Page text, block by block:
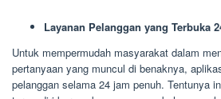
Layanan Pelanggan yang Terbuka
Untuk mempermudah masyarakat dalam
pertanyaan yang muncul di benaknya,
pelanggan selama 24 jam penuh. Tentunya